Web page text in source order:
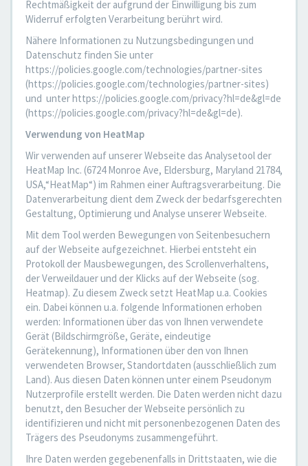
Rechtmäßigkeit der aufgrund der Einwilligung bis zum
Widerruf erfolgten Verarbeitung berührt wird.
Nähere Informationen zu Nutzungsbedingungen und
Datenschutz finden Sie unter
https://policies.google.com/technologies/partner-sites
(https://policies.google.com/technologies/partner-sites)
und unter https://policies.google.com/privacy?hl=de&gl=de
(https://policies.google.com/privacy?hl=de&gl=de).
Verwendung von HeatMap
Wir verwenden auf unserer Webseite das Analysetool der
HeatMap Inc. (6724 Monroe Ave, Eldersburg, Maryland 21784,
USA,“HeatMap“) im Rahmen einer Auftragsverarbeitung. Die
Datenverarbeitung dient dem Zweck der bedarfsgerechten
Gestaltung, Optimierung und Analyse unserer Webseite.
Mit dem Tool werden Bewegungen von Seitenbesuchern
auf der Webseite aufgezeichnet. Hierbei entsteht ein
Protokoll der Mausbewegungen, des Scrollenverhaltens,
der Verweildauer und der Klicks auf der Webseite (sog.
Heatmap). Zu diesem Zweck setzt HeatMap u.a. Cookies
ein. Dabei können u.a. folgende Informationen erhoben
werden: Informationen über das von Ihnen verwendete
Gerät (Bildschirmgröße, Geräte, eindeutige
Gerätekennung), Informationen über den von Ihnen
verwendeten Browser, Standortdaten (ausschließlich zum
Land). Aus diesen Daten können unter einem Pseudonym
Nutzerprofile erstellt werden. Die Daten werden nicht dazu
benutzt, den Besucher der Webseite persönlich zu
identifizieren und nicht mit personenbezogenen Daten des
Trägers des Pseudonyms zusammengeführt.
Ihre Daten werden gegebenenfalls in Drittstaaten, wie die